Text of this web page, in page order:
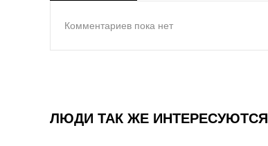
Комментариев пока нет
ЛЮДИ ТАК ЖЕ ИНТЕРЕСУЮТСЯ